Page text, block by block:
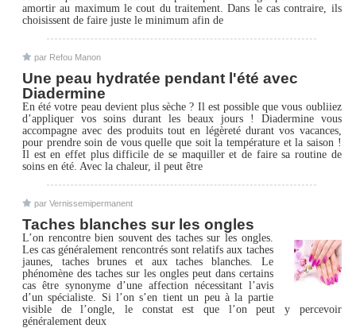
amortir au maximum le cout du traitement. Dans le cas contraire, ils
choisissent de faire juste le minimum afin de
par Refou Manon
Une peau hydratée pendant l'été avec
Diadermine
En été votre peau devient plus sèche ? Il est possible que vous oubliiez
d’appliquer vos soins durant les beaux jours ! Diadermine vous
accompagne avec des produits tout en légèreté durant vos vacances,
pour prendre soin de vous quelle que soit la température et la saison !
Il est en effet plus difficile de se maquiller et de faire sa routine de
soins en été. Avec la chaleur, il peut être
par Vernissemipermanent
Taches blanches sur les ongles
L’on rencontre bien souvent des taches sur les ongles.
Les cas généralement rencontrés sont relatifs aux taches
jaunes, taches brunes et aux taches blanches. Le
phénomène des taches sur les ongles peut dans certains
cas être synonyme d’une affection nécessitant l’avis
d’un spécialiste. Si l’on s’en tient un peu à la partie
visible de l’ongle, le constat est que l’on peut y percevoir
généralement deux